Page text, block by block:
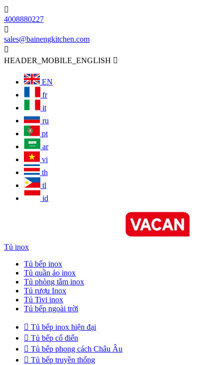

4008880227

sales@bainengkitchen.com

HEADER_MOBILE_ENGLISH 
EN
fr
it
ru
pt
ar
vi
th
tl
id
Tủ inox
Tủ bếp inox
Tủ quần áo inox
Tủ phòng tắm inox
Tủ rượu Inox
Tủ Tivi inox
Tủ bếp ngoài trời
 Tủ bếp inox hiện đại
 Tủ bếp cổ điển
 Tủ bếp phong cách Châu Âu
 Tủ bếp truyền thống